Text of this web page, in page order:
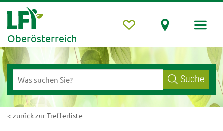
Oberösterreich
Suche
< zurück zur Trefferliste